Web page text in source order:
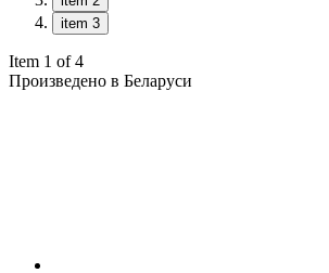
item 3
Item 1 of 4
Произведено в Беларуси